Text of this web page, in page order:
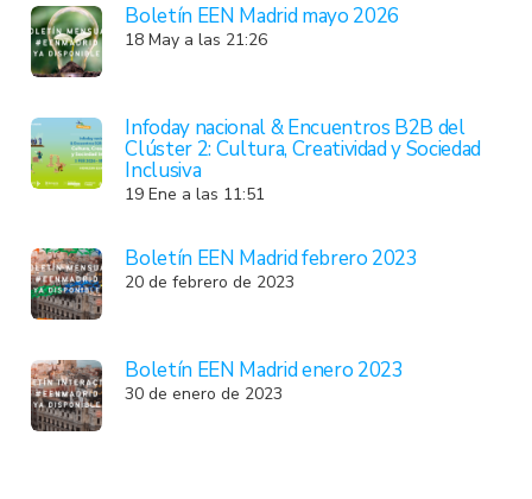
Boletín EEN Madrid mayo 2026
18 May a las 21:26
Infoday nacional & Encuentros B2B del
Clúster 2: Cultura, Creatividad y Sociedad
Inclusiva
19 Ene a las 11:51
Boletín EEN Madrid febrero 2023
20 de febrero de 2023
Boletín EEN Madrid enero 2023
30 de enero de 2023